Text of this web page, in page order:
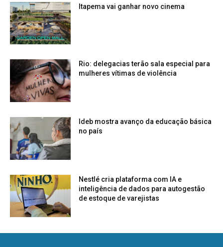
Itapema vai ganhar novo cinema
Rio: delegacias terão sala especial para
mulheres vítimas de violência
Ideb mostra avanço da educação básica
no país
Nestlé cria plataforma com IA e
inteligência de dados para autogestão
de estoque de varejistas